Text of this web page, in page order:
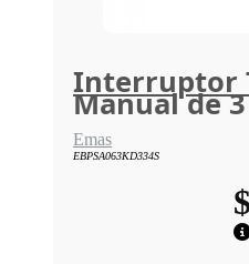
Interruptor
Manual de 3
Emas
EBPSA063KD334S